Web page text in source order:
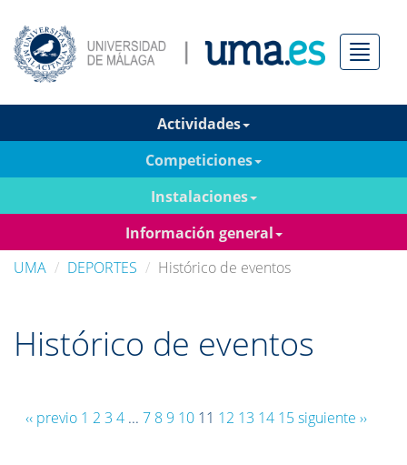
Menú
Actividades
Competiciones
Instalaciones
Información general
UMA
DEPORTES Histórico de eventos
Histórico de eventos
‹‹ previo 1 2 3 4 ... 7 8 9 10 11 12 13 14 15siguiente ››